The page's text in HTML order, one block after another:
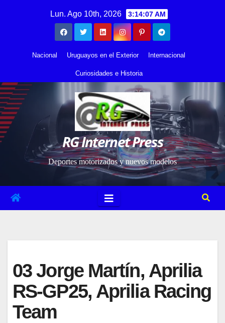
Lun. Ago 10th, 2026 3:14:08 AM
Nacional Uruguayos en el Exterior Internacional
Curiosidades e Historia
RG Internet Press
Deportes motorizados y nuevos modelos
03 Jorge Martín, Aprilia
RS-GP25, Aprilia Racing
Team